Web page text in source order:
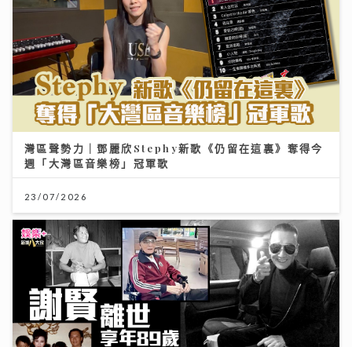
灣區聲勢力｜鄧麗欣Stephy新歌《仍留在這裏》奪得今
週「大灣區音樂榜」冠軍歌
23/07/2026